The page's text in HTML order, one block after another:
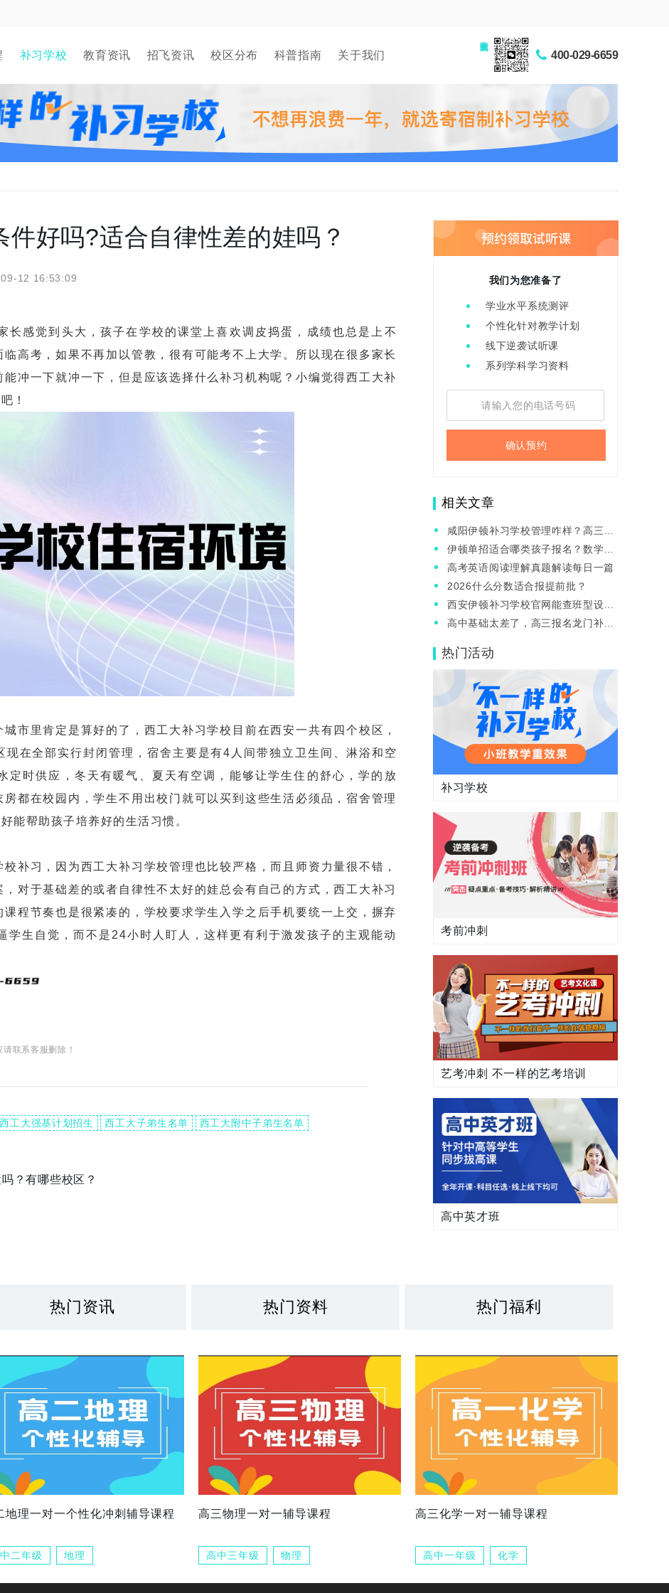
补习学校 教育资讯 招飞资讯 校区分布 科普指南 关于我们 400-029-6659
好吗?适合自律性差的娃吗？
12 16:53:09
感觉到头大，孩子在学校的课堂上喜欢调皮捣蛋，成绩也总是上不
高考，如果不再加以管教，很有可能考不上大学。所以现在很多家长
冲一下就冲一下，但是应该选择什么补习机构呢？小编觉得西工大补
！
里肯定是算好的了，西工大补习学校目前在西安一共有四个校区，
在全部实行封闭管理，宿舍主要是有4人间带独立卫生间、淋浴和空
定时供应，冬天有暖气、夏天有空调，能够让学生住的舒心，学的放
都在校园内，学生不用出校门就可以买到这些生活必须品，宿舍管理
能帮助孩子培养好的生活习惯。
习，因为西工大补习学校管理也比较严格，而且师资力量很不错，
对于基础差的或者自律性不太好的娃总会有自己的方式，西工大补习
程节奏也是很紧凑的，学校要求学生入学之后手机要统一上交，摒弃
学生自觉，而不是24小时人盯人，这样更有利于激发孩子的主观能动
联系客服删除！
西工大强基计划招生 西工大子弟生名单 西工大附中子弟生名单
？有哪些校区？
我们为您准备了
学业水平系统测评
个性化针对教学计划
线下逆袭试听课
系列学科学习资料
确认预约
相关文章
咸阳伊顿补习学校管理咋样？高三啥
时候报名合适？
伊顿单招适合哪类孩子报名？数学基
础差怎么提分？
高考英语阅读理解真题解读每日一篇
2026什么分数适合报提前批？
西安伊顿补习学校官网能查班型设置
吗？有哪些校区？
高中基础太差了，高三报名龙门补习
热门活动
补习学校
考前冲刺
艺考冲刺 不一样的艺考培训
高中英才班
热门资讯 热门资料 热门福利
地理一对一个性化冲刺辅导课程
二年级 地理
高三物理一对一辅导课程
高中三年级 物理
高三化学一对一辅导课程
高中一年级 化学